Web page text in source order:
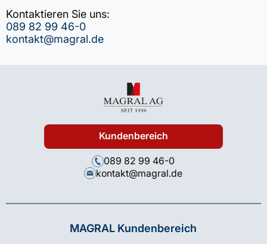
Kontaktieren Sie uns:
089 82 99 46-0
kontakt@magral.de
Kundenbereich
089 82 99 46-0
kontakt@magral.de
MAGRAL Kundenbereich